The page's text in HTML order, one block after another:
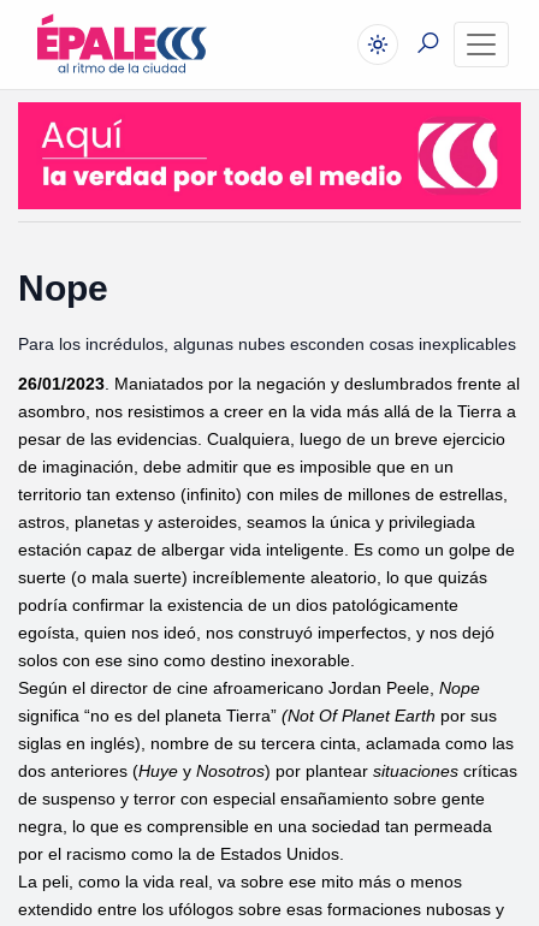
Nope
Para los incrédulos, algunas nubes esconden cosas inexplicables
26/01/2023 . Maniatados por la negación y deslumbrados frente al
asombro, nos resistimos a creer en la vida más allá de la Tierra a
pesar de las evidencias. Cualquiera, luego de un breve ejercicio
de imaginación, debe admitir que es imposible que en un
territorio tan extenso (infinito) con miles de millones de estrellas,
astros, planetas y asteroides, seamos la única y privilegiada
estación capaz de albergar vida inteligente. Es como un golpe de
suerte (o mala suerte) increíblemente aleatorio, lo que quizás
podría confirmar la existencia de un dios patológicamente
egoísta, quien nos ideó, nos construyó imperfectos, y nos dejó
solos con ese sino como destino inexorable.
Según el director de cine afroamericano Jordan Peele, Nope
significa “no es del planeta Tierra” (Not Of Planet Earth por sus
siglas en inglés), nombre de su tercera cinta, aclamada como las
dos anteriores (Huye y Nosotros) por plantear situaciones críticas
de suspenso y terror con especial ensañamiento sobre gente
negra, lo que es comprensible en una sociedad tan permeada
por el racismo como la de Estados Unidos.
La peli, como la vida real, va sobre ese mito más o menos
extendido entre los ufólogos sobre esas formaciones nubosas y